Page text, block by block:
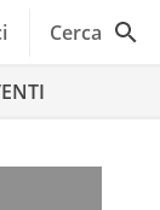
Cerca